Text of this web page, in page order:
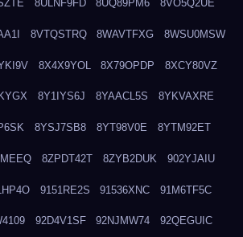
8ULNF9FD 8UQ89PM6 8VO5Q2UE
8VTQSTRQ 8WAVTFXG 8WSU0MSW
8X4X9YOL 8X79OPDP 8XCY80VZ
8Y1IYS6J 8YAACL5S 8YKVAXRE
8YSJ7SB8 8YT98V0E 8YTM92ET
8ZPDT42T 8ZYB2DUK 902YJAIU
9151RE2S 91536XNC 91M6TF5C
92D4V1SF 92NJMW74 92QEGUIC